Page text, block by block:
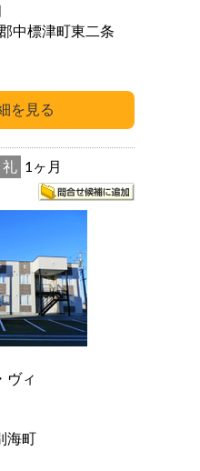
中標津町東二条
礼 1ヶ月
ヴィ
町